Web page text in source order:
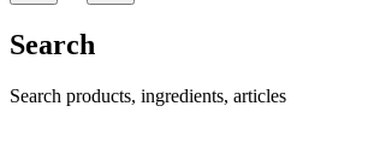
Search
Search products, ingredients, articles